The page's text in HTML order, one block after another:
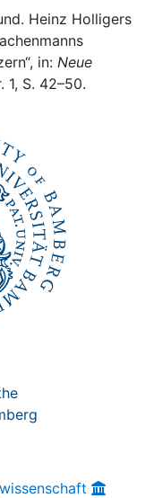
Heinz Holligers
in: Neue
1, S. 42–50.